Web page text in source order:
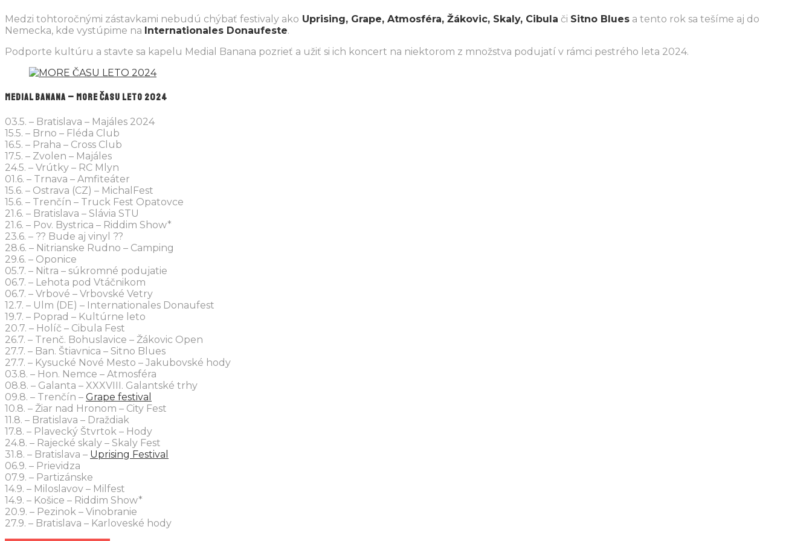
Medzi tohtoročnými zástavkami nebudú chýbať festivaly ako Uprising, Grape, Atmosféra, Žákovic, Skaly, Cibula či Sitno Blues a tento rok sa tešíme aj do
Nemecka, kde vystúpime na Internationales Donaufeste.
Podporte kultúru a stavte sa kapelu Medial Banana pozrieť a užiť si ich koncert na niektorom z množstva podujatí v rámci pestrého leta 2024.
MEDIAL BANANA – MORE ČASU LETO 2024
03.5. – Bratislava – Majáles 2024
15.5. – Brno – Fléda Club
16.5. – Praha – Cross Club
17.5. – Zvolen – Majáles
24.5. – Vrútky – RC Mlyn
01.6. – Trnava – Amfiteáter
15.6. – Ostrava (CZ) – MichalFest
15.6. – Trenčín – Truck Fest Opatovce
21.6. – Bratislava – Slávia STU
21.6. – Pov. Bystrica – Riddim Show*
23.6. – ?? Bude aj vinyl ??
28.6. – Nitrianske Rudno – Camping
29.6. – Oponice
05.7. – Nitra – súkromné podujatie
06.7. – Lehota pod Vtáčnikom
06.7. – Vrbové – Vrbovské Vetry
12.7. – Ulm (DE) – Internationales Donaufest
19.7. – Poprad – Kultúrne leto
20.7. – Holíč – Cibula Fest
26.7. – Trenč. Bohuslavice – Žákovic Open
27.7. – Ban. Štiavnica – Sitno Blues
27.7. – Kysucké Nové Mesto – Jakubovské hody
03.8. – Hon. Nemce – Atmosféra
08.8. – Galanta – XXXVIII. Galantské trhy
09.8. – Trenčín – Grape festival
10.8. – Žiar nad Hronom – City Fest
11.8. – Bratislava – Draždiak
17.8. – Plavecký Štvrtok – Hody
24.8. – Rajecké skaly – Skaly Fest
31.8. – Bratislava – Uprising Festival
06.9. – Prievidza
07.9. – Partizánske
14.9. – Miloslavov – Milfest
14.9. – Košice – Riddim Show*
20.9. – Pezinok – Vinobranie
27.9. – Bratislava – Karloveské hody